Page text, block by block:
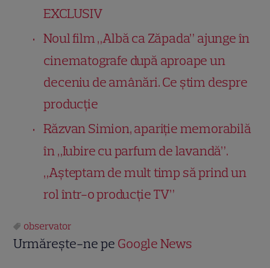
EXCLUSIV
Noul film „Albă ca Zăpada” ajunge în
cinematografe după aproape un
deceniu de amânări. Ce știm despre
producție
Răzvan Simion, apariție memorabilă
în „Iubire cu parfum de lavandă”.
„Așteptam de mult timp să prind un
rol într-o producție TV”
observator
Urmărește-ne pe Google News